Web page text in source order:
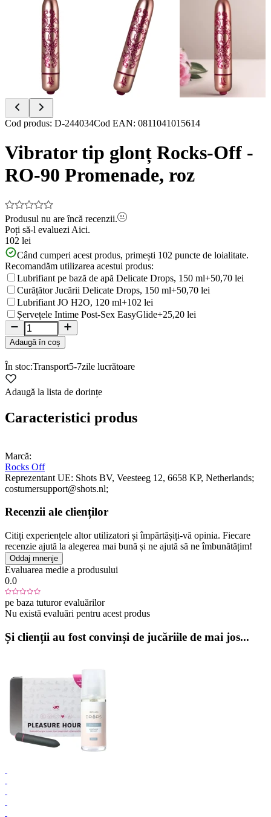
Item
of
8
Cod produs: D-244034Cod EAN: 0811041015614
Vibrator tip glonț Rocks-Off -
RO-90 Promenade, roz
Produsul nu are încă recenzii.
Poți să-l evaluezi Aici.
102 lei
Când cumperi acest produs, primești 102 puncte de loialitate.
Recomandăm utilizarea acestui produs:
Lubrifiant pe bază de apă Delicate Drops, 150 ml+50,70 lei
Curățător Jucării Delicate Drops, 150 ml+50,70 lei
Lubrifiant JO H2O, 120 ml+102 lei
Șervețele Intime Post-Sex EasyGlide+25,20 lei
Adaugă în coș
În stoc:Transport5-7zile lucrătoare
Adaugă la lista de dorințe
Caracteristici produs
Marcă:
Rocks Off
Reprezentant UE: Shots BV, Veesteeg 12, 6658 KP, Netherlands;
costumersupport@shots.nl;
Recenzii ale clienților
Citiți experiențele altor utilizatori și împărtășiți-vă opinia. Fiecare
recenzie ajută la alegerea mai bună și ne ajută să ne îmbunătățim!
Oddaj mnenje
Evaluarea medie a produsului
0.0
pe baza tuturor evaluărilor
Nu există evaluări pentru acest produs
Și clienții au fost convinși de jucăriile de mai jos...